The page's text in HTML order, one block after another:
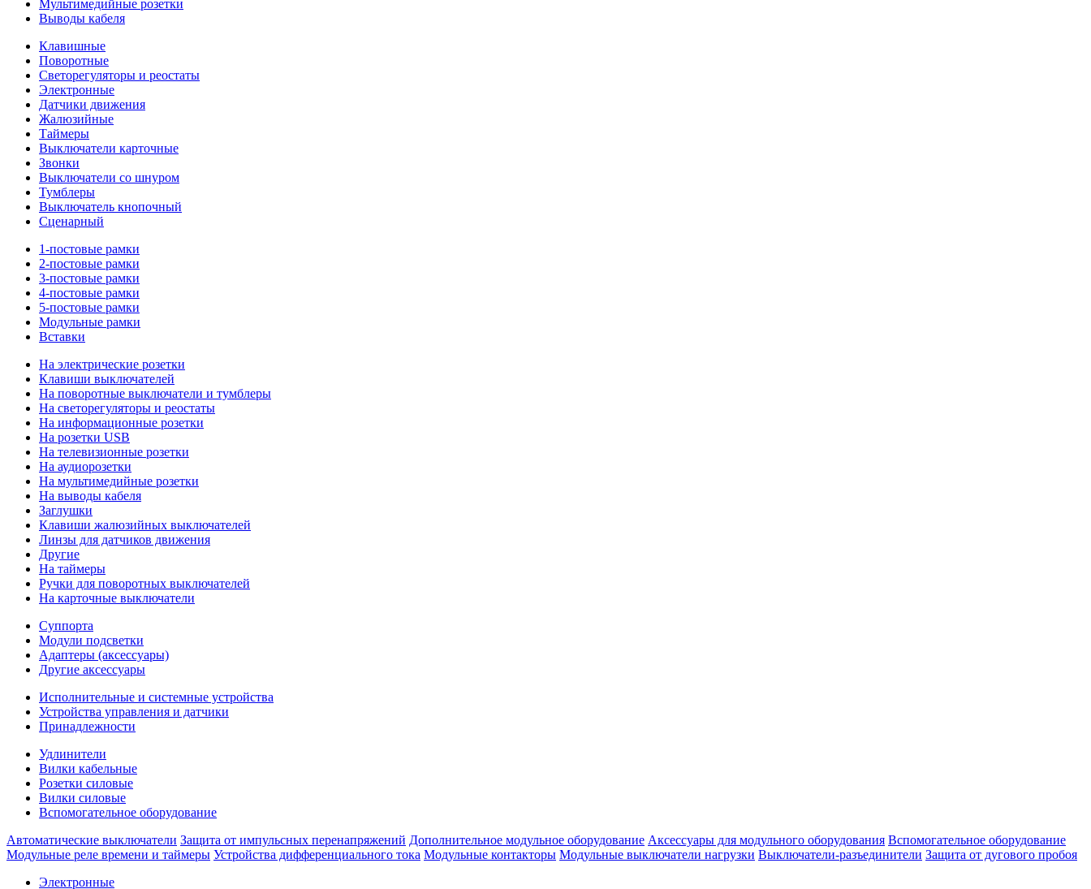
Мультимедийные розетки
Выводы кабеля
Клавишные
Поворотные
Светорегуляторы и реостаты
Электронные
Датчики движения
Жалюзийные
Таймеры
Выключатели карточные
Звонки
Выключатели со шнуром
Тумблеры
Выключатель кнопочный
Сценарный
1-постовые рамки
2-постовые рамки
3-постовые рамки
4-постовые рамки
5-постовые рамки
Модульные рамки
Вставки
На электрические розетки
Клавиши выключателей
На поворотные выключатели и тумблеры
На светорегуляторы и реостаты
На информационные розетки
На розетки USB
На телевизионные розетки
На аудиорозетки
На мультимедийные розетки
На выводы кабеля
Заглушки
Клавиши жалюзийных выключателей
Линзы для датчиков движения
Другие
На таймеры
Ручки для поворотных выключателей
На карточные выключатели
Суппорта
Модули подсветки
Адаптеры (аксессуары)
Другие аксессуары
Исполнительные и системные устройства
Устройства управления и датчики
Принадлежности
Удлинители
Вилки кабельные
Розетки силовые
Вилки силовые
Вспомогательное оборудование
Автоматические выключатели Защита от импульсных перенапряжений Дополнительное модульное оборудование Аксессуары для модульного оборудования Вспомогательное оборудование
Модульные реле времени и таймеры Устройства дифференциального тока Модульные контакторы Модульные выключатели нагрузки Выключатели-разъединители Защита от дугового пробоя
Электронные